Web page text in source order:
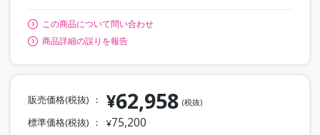
この商品について問い合わせ
商品詳細の誤りを報告
販売価格(税抜) ¥62,958 (税抜)
標準価格(税抜) ¥75,200